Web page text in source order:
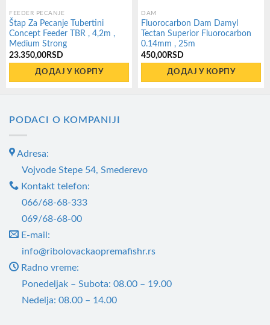
FEEDER PECANJE
Štap Za Pecanje Tubertini
Concept Feeder TBR , 4,2m ,
Medium Strong
23.350,00 RSD
ДОДАЈ У КОРПУ
DAM
Fluorocarbon Dam Damyl
Tectan Superior Fluorocarbon
0.14mm , 25m
450,00 RSD
ДОДАЈ У КОРПУ
PODACI O KOMPANIJI
Adresa:
Vojvode Stepe 54, Smederevo
Kontakt telefon:
066/68-68-333
069/68-68-00
E-mail:
info@ribolovackaopremafishr.rs
Radno vreme:
Ponedeljak – Subota: 08.00 – 19.00
Nedelja: 08.00 – 14.00